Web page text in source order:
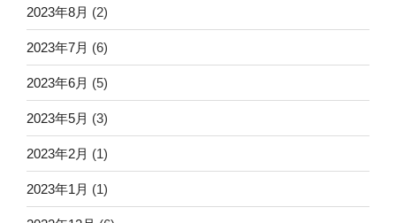
2023年8月 (2)
2023年7月 (6)
2023年6月 (5)
2023年5月 (3)
2023年2月 (1)
2023年1月 (1)